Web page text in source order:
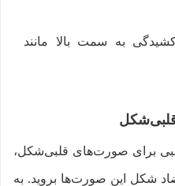
به سمت بالا مانند
برای صورت‌های قلبی‌شکل،
شکل این صورت‌ها بروید. به